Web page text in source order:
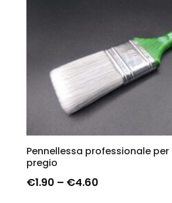
Pennellessa professionale
pregio
€1.90 – €4.60